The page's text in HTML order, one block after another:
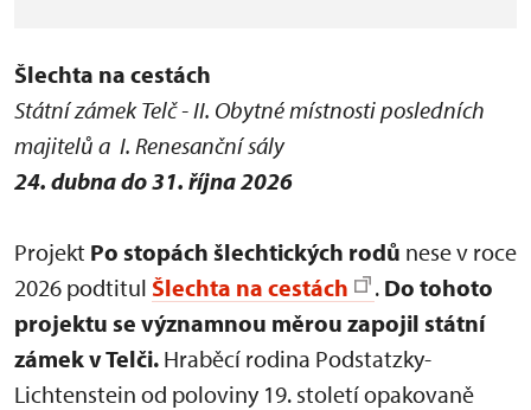
Šlechta na cestách
Státní zámek Telč - II. Obytné místnosti posledních
majitelů a I. Renesanční sály
24. dubna do 31. října 2026
Projekt Po stopách šlechtických rodů nese v roce
2026 podtitul Šlechta na cestách . Do tohoto
projektu se významnou měrou zapojil státní
zámek v Telči. Hraběcí rodina Podstatzky-
Lichtenstein od poloviny 19. století opakovaně